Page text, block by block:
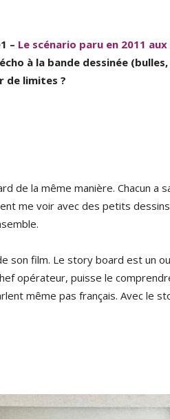
– Le scénario paru en 2011
à la bande dessinée
de limites ?
de la même manière. Chacun a
me voir avec des petits
son film. Le story board est un
opérateur, puisse le
même pas français. Avec le